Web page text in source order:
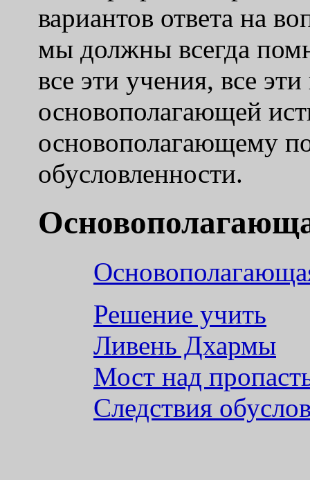
вариантов ответа на
мы должны всегда
все эти учения, все
основополагающей
основополагающему
обусловленности.
Решение учить
Ливень Дхармы
Мост над
Следствия